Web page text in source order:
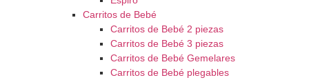
Carritos de Bebé
Carritos de Bebé 2 piezas
Carritos de Bebé 3 piezas
Carritos de Bebé Gemelares
Carritos de Bebé plegables